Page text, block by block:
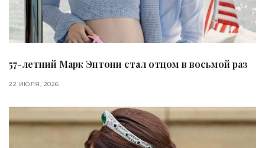
57-летний Марк Энтони стал отцом в восьмой раз
22 ИЮЛЯ, 2026